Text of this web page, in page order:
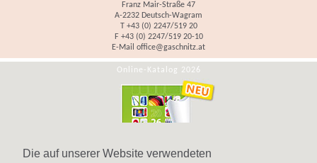
Die auf unserer Website verwendeten
Franz Mair-Straße 47
A-2232 Deutsch-Wagram
T +43 (0) 2247/519 20
F +43 (0) 2247/519 20-10
E-Mail office@gaschnitz.at
Online-Katalog 2026